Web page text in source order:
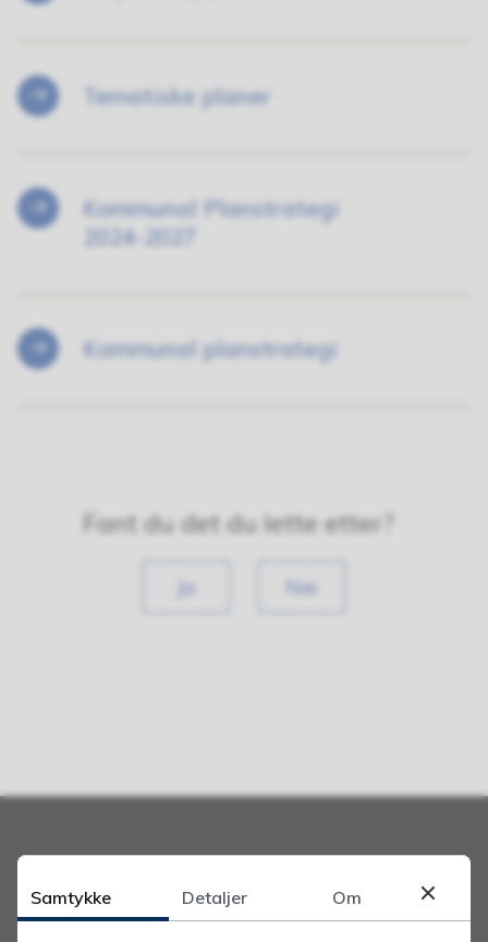
Tematiske planer
Kommunal Planstrategi
2024-2027
Kommunal planstrategi
Fant du det du lette etter?
Ja Nei
Adresse:
Samtykke Detaljer Om